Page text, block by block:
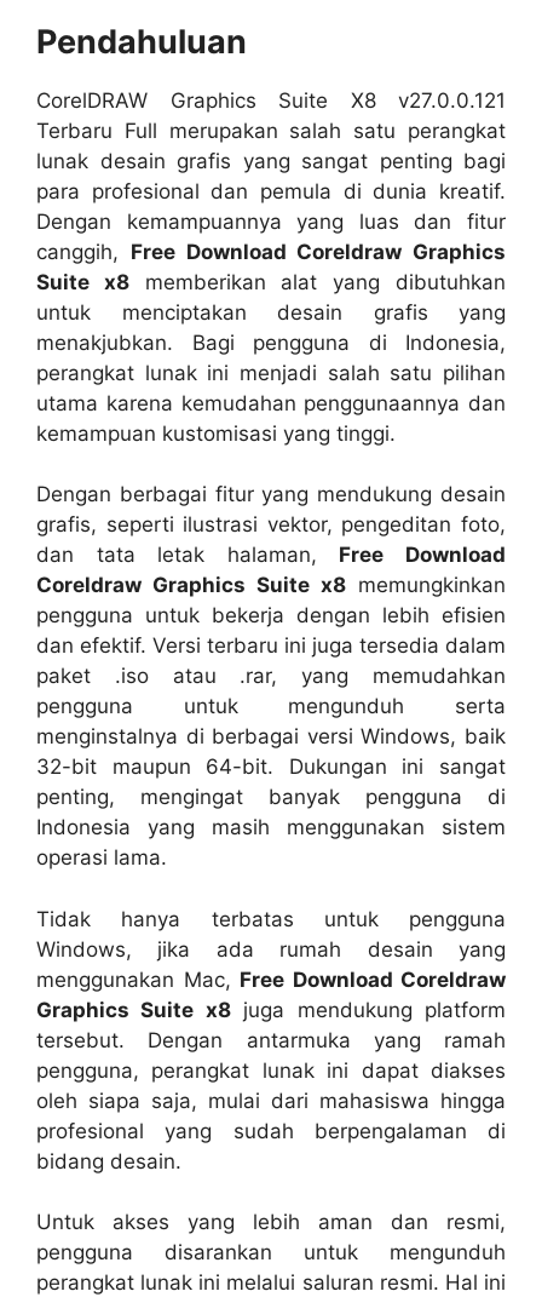
Pendahuluan
CorelDRAW Graphics Suite X8 v27.0.0.121
Terbaru Full merupakan salah satu perangkat
lunak desain grafis yang sangat penting bagi
para profesional dan pemula di dunia kreatif.
Dengan kemampuannya yang luas dan fitur
canggih, Free Download Coreldraw Graphics
Suite x8memberikan alat yang dibutuhkan
untuk menciptakan desain grafis yang
menakjubkan. Bagi pengguna di Indonesia,
perangkat lunak ini menjadi salah satu pilihan
utama karena kemudahan penggunaannya dan
kemampuan kustomisasi yang tinggi.
Dengan berbagai fitur yang mendukung desain
grafis, seperti ilustrasi vektor, pengeditan foto,
dan tata letak halaman, Free Download
Coreldraw Graphics Suite x8 memungkinkan
pengguna untuk bekerja dengan lebih efisien
dan efektif. Versi terbaru ini juga tersedia dalam
paket .iso atau .rar, yang memudahkan
pengguna untuk mengunduh serta
menginstalnya di berbagai versi Windows, baik
32-bit maupun 64-bit. Dukungan ini sangat
penting, mengingat banyak pengguna di
Indonesia yang masih menggunakan sistem
operasi lama.
Tidak hanya terbatas untuk pengguna
Windows, jika ada rumah desain yang
menggunakan Mac, Free Download Coreldraw
Graphics Suite x8juga mendukung platform
tersebut. Dengan antarmuka yang ramah
pengguna, perangkat lunak ini dapat diakses
oleh siapa saja, mulai dari mahasiswa hingga
profesional yang sudah berpengalaman di
bidang desain.
Untuk akses yang lebih aman dan resmi,
pengguna disarankan untuk mengunduh
perangkat lunak ini melalui saluran resmi. Hal ini